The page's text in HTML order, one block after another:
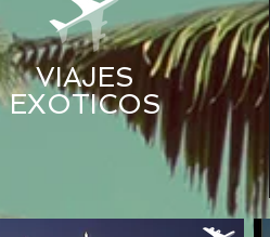
VIAJES
EXOTICOS